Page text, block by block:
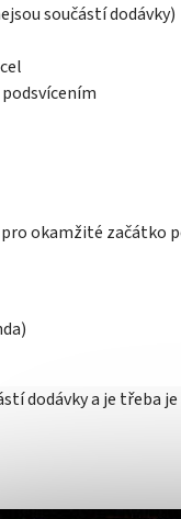
součástí dodávky)
okamžité začátko
dodávky a je třeba